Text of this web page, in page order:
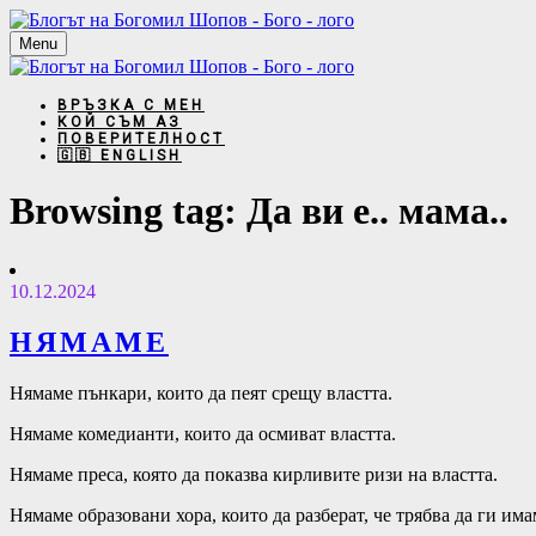
Menu
ВРЪЗКА С МЕН
КОЙ СЪМ АЗ
ПОВЕРИТЕЛНОСТ
🇬🇧 ENGLISH
Browsing tag: Да ви е.. мама..
10.12.2024
НЯМАМЕ
Нямаме пънкари, които да пеят срещу властта.
Нямаме комедианти, които да oсмиват властта.
Нямаме преса, която да показва кирливите ризи на властта.
Нямаме образовани хора, които да разберат, че трябва да ги